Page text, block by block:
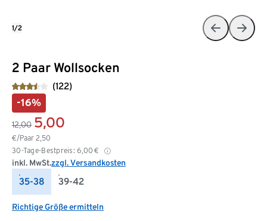
2 Paar Wollsocken
(122)
-16%
12,00 5,00
€/Paar 2,50
30-Tage-Bestpreis: 6,00 €
inkl. MwSt.zzgl. Versandkosten
35-38 39-42
Richtige Größe ermitteln
1/2